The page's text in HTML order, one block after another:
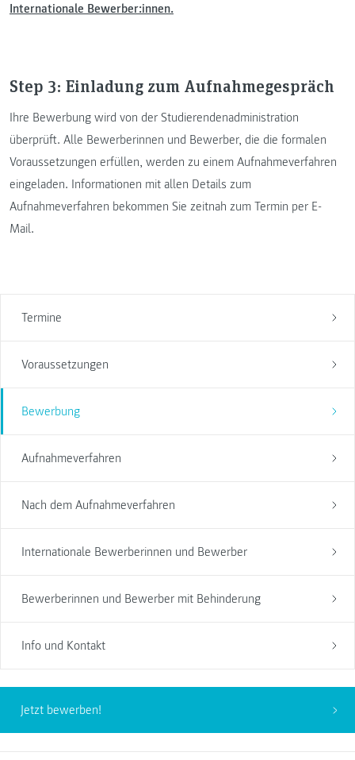
Termine
Voraussetzungen
Bewerbung
Aufnahmeverfahren
Nach dem Aufnahmeverfahren
Internationale Bewerberinnen und Bewerber
Bewerberinnen und Bewerber mit Behinderung
Info und Kontakt
Jetzt bewerben!
Internationale Bewerber:innen.
Step 3: Einladung zum Aufnahmegespräch
Ihre Bewerbung wird von der Studierendenadministration
überprüft. Alle Bewerberinnen und Bewerber, die die formalen
Voraussetzungen erfüllen, werden zu einem Aufnahmeverfahren
eingeladen. Informationen mit allen Details zum
Aufnahmeverfahren bekommen Sie zeitnah zum Termin per E-
Mail.